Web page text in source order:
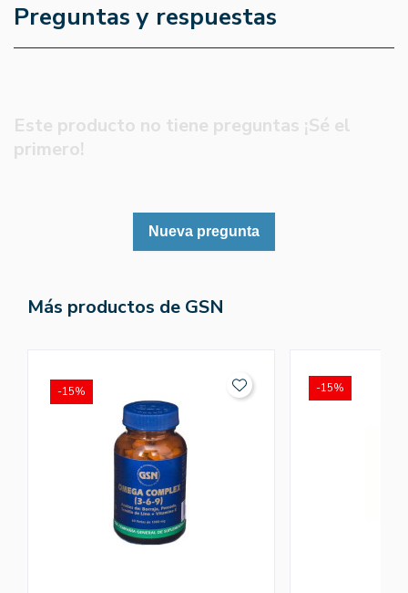
Preguntas y respuestas
Este producto no tiene preguntas ¡Sé el
primero!
Nueva pregunta
Más productos de GSN
-15% -15%